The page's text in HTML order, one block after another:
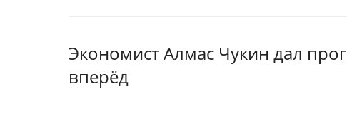
Экономист Алмас Чукин дал
вперёд